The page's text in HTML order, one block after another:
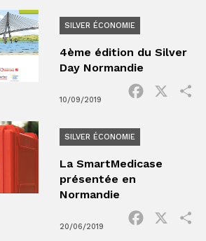
SILVER ÉCONOMIE
4ème édition du Silver
Day Normandie
10/09/2019
Facebook
SILVER ÉCONOMIE
La SmartMedicase
présentée en
Normandie
20/06/2019
Facebook